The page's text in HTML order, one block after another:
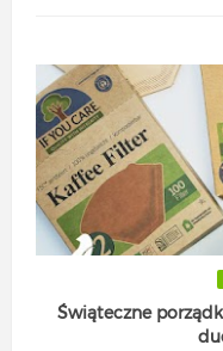
Świąteczne